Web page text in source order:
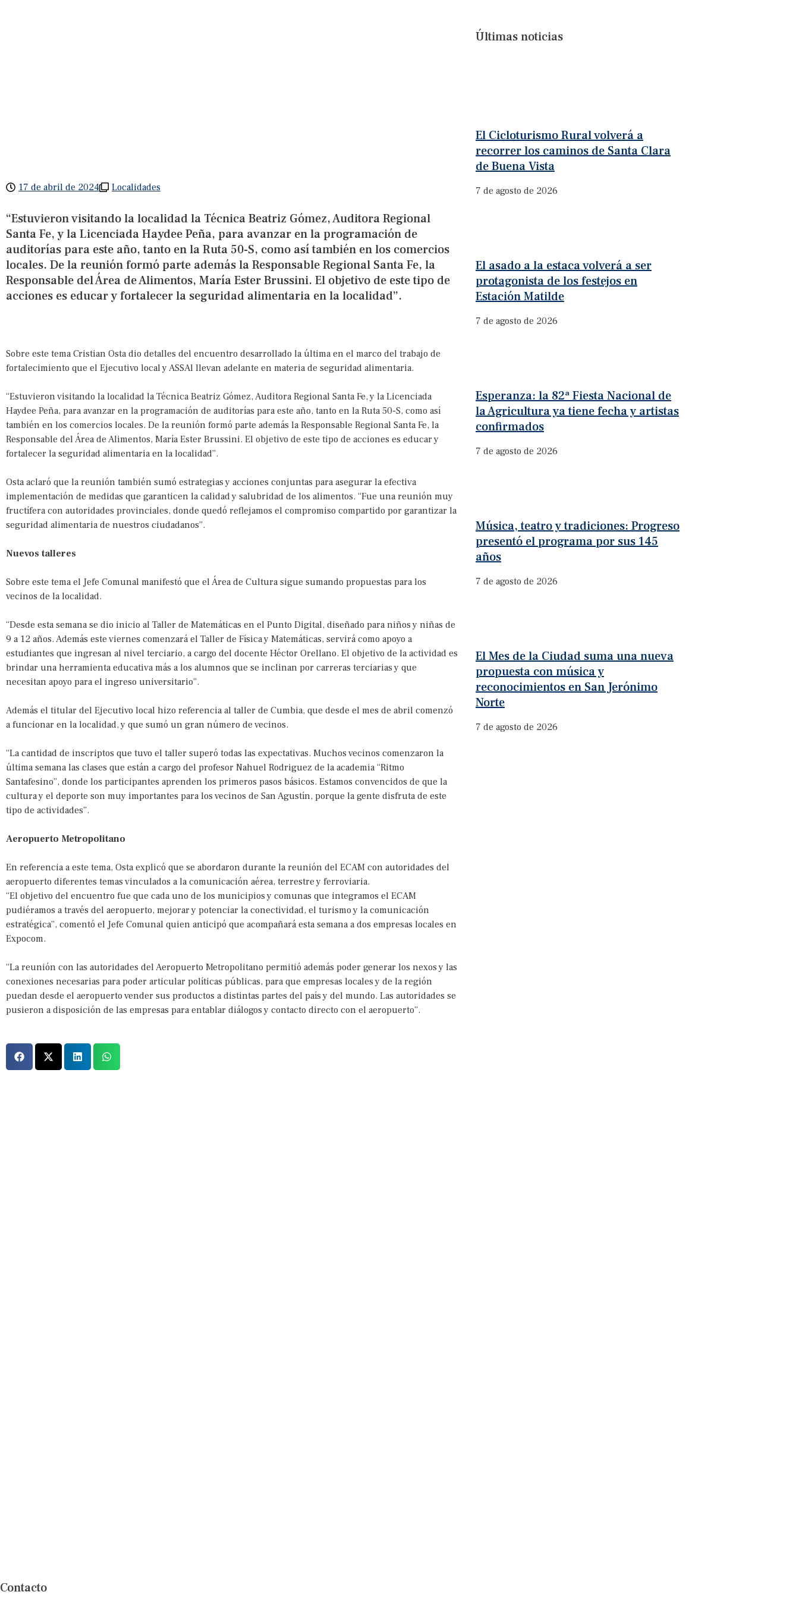
17 de abril de 2024 Localidades
“Estuvieron visitando la localidad la Técnica Beatriz Gómez, Auditora Regional
Santa Fe, y la Licenciada Haydee Peña, para avanzar en la programación de
auditorías para este año, tanto en la Ruta 50-S, como así también en los comercios
locales. De la reunión formó parte además la Responsable Regional Santa Fe, la
Responsable del Área de Alimentos, María Ester Brussini. El objetivo de este tipo de
acciones es educar y fortalecer la seguridad alimentaria en la localidad”.
Sobre este tema Cristian Osta dio detalles del encuentro desarrollado la última en el marco del trabajo de
fortalecimiento que el Ejecutivo local y ASSAl llevan adelante en materia de seguridad alimentaria.
“Estuvieron visitando la localidad la Técnica Beatriz Gómez, Auditora Regional Santa Fe, y la Licenciada
Haydee Peña, para avanzar en la programación de auditorías para este año, tanto en la Ruta 50-S, como así
también en los comercios locales. De la reunión formó parte además la Responsable Regional Santa Fe, la
Responsable del Área de Alimentos, María Ester Brussini. El objetivo de este tipo de acciones es educar y
fortalecer la seguridad alimentaria en la localidad”.
Osta aclaró que la reunión también sumó estrategias y acciones conjuntas para asegurar la efectiva
implementación de medidas que garanticen la calidad y salubridad de los alimentos. “Fue una reunión muy
fructífera con autoridades provinciales, donde quedó reflejamos el compromiso compartido por garantizar la
seguridad alimentaria de nuestros ciudadanos”.
Nuevos talleres
Sobre este tema el Jefe Comunal manifestó que el Área de Cultura sigue sumando propuestas para los
vecinos de la localidad.
“Desde esta semana se dio inicio al Taller de Matemáticas en el Punto Digital, diseñado para niños y niñas de
9 a 12 años. Además este viernes comenzará el Taller de Física y Matemáticas, servirá como apoyo a
estudiantes que ingresan al nivel terciario, a cargo del docente Héctor Orellano. El objetivo de la actividad es
brindar una herramienta educativa más a los alumnos que se inclinan por carreras terciarias y que
necesitan apoyo para el ingreso universitario”.
Además el titular del Ejecutivo local hizo referencia al taller de Cumbia, que desde el mes de abril comenzó
a funcionar en la localidad, y que sumó un gran número de vecinos.
“La cantidad de inscriptos que tuvo el taller superó todas las expectativas. Muchos vecinos comenzaron la
última semana las clases que están a cargo del profesor Nahuel Rodriguez de la academia “Ritmo
Santafesino”, donde los participantes aprenden los primeros pasos básicos. Estamos convencidos de que la
cultura y el deporte son muy importantes para los vecinos de San Agustín, porque la gente disfruta de este
tipo de actividades”.
Aeropuerto Metropolitano
En referencia a este tema, Osta explicó que se abordaron durante la reunión del ECAM con autoridades del
aeropuerto diferentes temas vinculados a la comunicación aérea, terrestre y ferroviaria.
“El objetivo del encuentro fue que cada uno de los municipios y comunas que integramos el ECAM
pudiéramos a través del aeropuerto, mejorar y potenciar la conectividad, el turismo y la comunicación
estratégica”, comentó el Jefe Comunal quien anticipó que acompañará esta semana a dos empresas locales en
Expocom.
“La reunión con las autoridades del Aeropuerto Metropolitano permitió además poder generar los nexos y las
conexiones necesarias para poder articular políticas públicas, para que empresas locales y de la región
puedan desde el aeropuerto vender sus productos a distintas partes del país y del mundo. Las autoridades se
pusieron a disposición de las empresas para entablar diálogos y contacto directo con el aeropuerto”.
Últimas noticias
El Cicloturismo Rural volverá a
recorrer los caminos de Santa Clara
de Buena Vista
7 de agosto de 2026
El asado a la estaca volverá a ser
protagonista de los festejos en
Estación Matilde
7 de agosto de 2026
Esperanza: la 82ª Fiesta Nacional de
la Agricultura ya tiene fecha y artistas
confirmados
7 de agosto de 2026
Música, teatro y tradiciones: Progreso
presentó el programa por sus 145
años
7 de agosto de 2026
El Mes de la Ciudad suma una nueva
propuesta con música y
reconocimientos en San Jerónimo
Norte
7 de agosto de 2026
Contacto